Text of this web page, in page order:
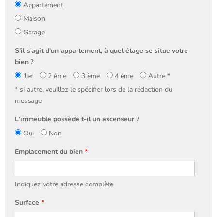
Appartement
Maison
Garage
S'il s'agit d'un appartement, à quel étage se situe votre
bien ?
1er
2 ème 3 ème 4 ème
Autre *
* si autre, veuillez le spécifier lors de la rédaction du
message
L'immeuble possède t-il un ascenseur ?
Oui
Non
Emplacement du bien*
Indiquez votre adresse complète
Surface*